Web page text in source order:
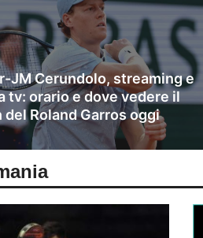
JM Cerundolo, streaming e
tv: orario e dove vedere il
del Roland Garros oggi